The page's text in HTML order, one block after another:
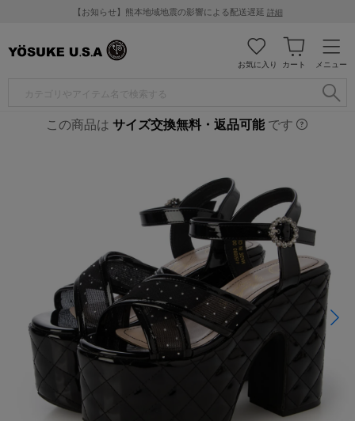
【お知らせ】熊本地域地震の影響による配送遅延 詳細
メニュー
カート
お気に入り
この商品は サイズ交換無料・返品可能です